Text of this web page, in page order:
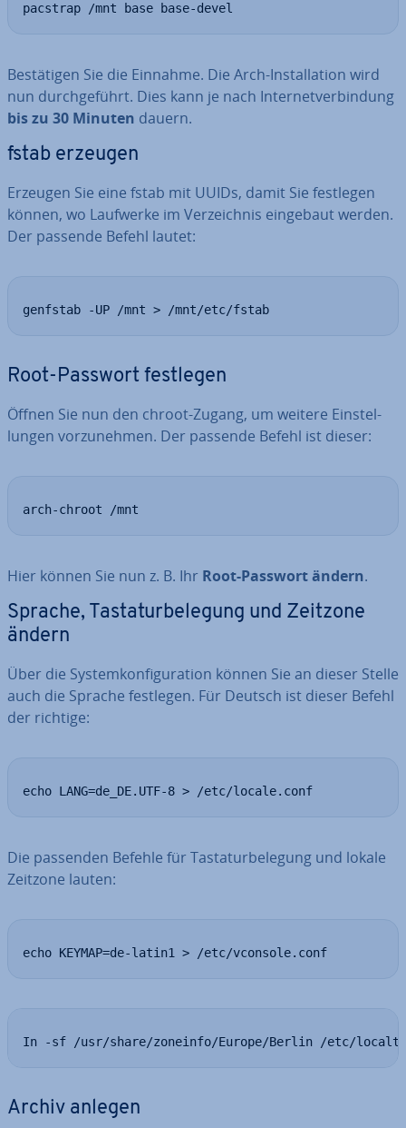
pacstrap /mnt base base-devel
Be­stä­ti­gen Sie die Einnahme. Die Arch-In­stal­la­ti­on wird
nun durch­ge­führt. Dies kann je nach In­ter­net­ver­bin­dung
bis zu 30 Minuten dauern.
fstab erzeugen
Erzeugen Sie eine fstab mit UUIDs, damit Sie festlegen
können, wo Laufwerke im Ver­zeich­nis eingebaut werden.
Der passende Befehl lautet:
genfstab -UP /mnt > /mnt/etc/fstab
Root-Passwort festlegen
Öffnen Sie nun den chroot-Zugang, um weitere Ein­stel­
lun­gen vor­zu­neh­men. Der passende Befehl ist dieser:
arch-chroot /mnt
Hier können Sie nun z. B. Ihr Root-Passwort ändern.
Sprache, Tas­ta­tur­be­le­gung und Zeitzone
ändern
Über die Sys­tem­kon­fi­gu­ra­ti­on können Sie an dieser Stelle
auch die Sprache festlegen. Für Deutsch ist dieser Befehl
der richtige:
echo LANG=de_DE.UTF-8 > /etc/locale.conf
Die passenden Befehle für Tas­ta­tur­be­le­gung und lokale
Zeitzone lauten:
echo KEYMAP=de-latin1 > /etc/vconsole.conf
In -sf /usr/share/zoneinfo/Europe/Berlin /etc/
Archiv anlegen